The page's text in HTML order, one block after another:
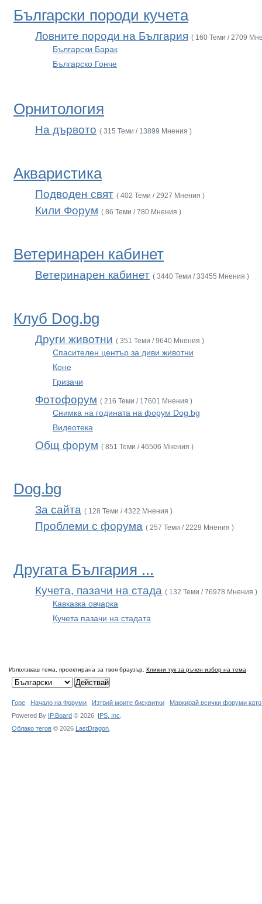
Български породи кучета
Ловните породи на България ( 160 Теми / 2709
Български Барак
Българско Гонче
Орнитология
На дървото ( 315 Теми / 13899 Мнения )
Акваристика
Подводен свят ( 402 Теми / 2927 Мнения )
Кили Форум ( 86 Теми / 780 Мнения )
Ветеринарен кабинет
Ветеринарен кабинет ( 3440 Теми / 33455 Мнения )
Клуб Dog.bg
Други животни ( 351 Теми / 9640 Мнения )
Спасителен център за диви животни
Коне
Гризачи
Фотофорум ( 216 Теми / 17601 Мнения )
Снимка на годината на форум Dog.bg
Видеотека
Общ форум ( 851 Теми / 46506 Мнения )
Dog.bg
За сайта ( 128 Теми / 4322 Мнения )
Проблеми с форума ( 257 Теми / 2229 Мнения )
Другата България ...
Кучета, пазачи на стада ( 132 Теми / 76978 Мнения )
Кавказка овчарка
Кучета пазачи на стадата
Използваш тема, проектирана за твоя браузър. Кликни тук за ръчен избор на тема
Горе Начало на Форуми Изтрий моите бисквитки
Маркирай всички форуми
Powered By IP.Board © 2026 IPS, Inc
Облако тегов © 2026 LastDragon